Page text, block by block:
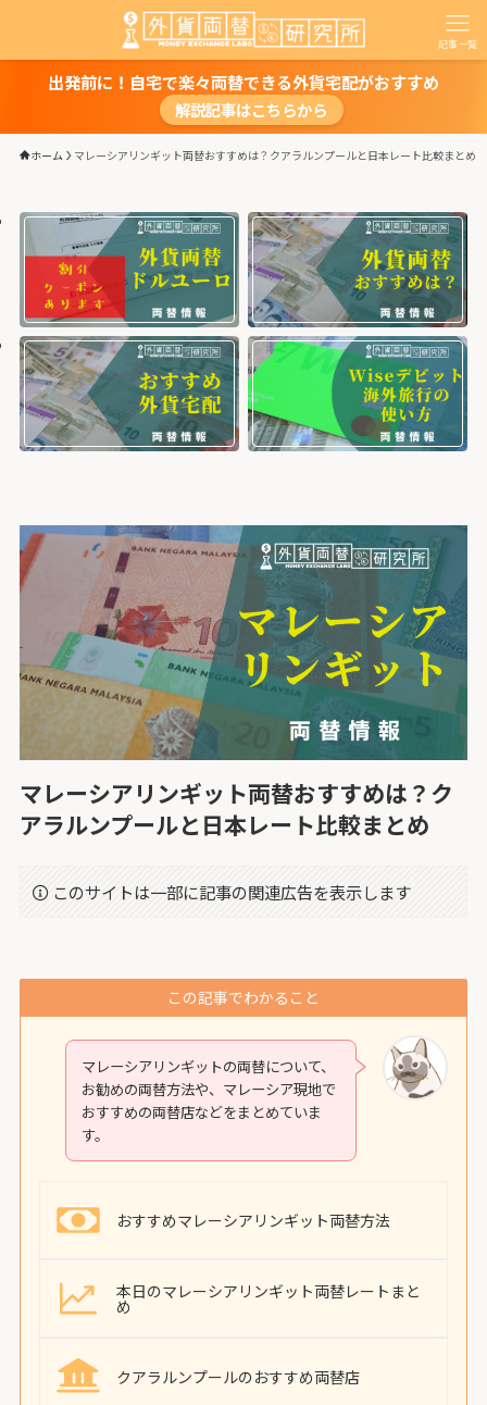
記事一覧
出発前に！自宅で楽々両替できる外貨宅配がおすすめ
解説記事はこちらから
ホーム マレーシアリンギット両替おすすめは？クアラルンプールと日本レート比較まとめ
マレーシアリンギット両替おすすめは？ク
アラルンプールと日本レート比較まとめ
このサイトは一部に記事の関連広告を表示します
この記事でわかること
マレーシアリンギットの両替について、
お勧めの両替方法や、マレーシア現地で
おすすめの両替店などをまとめていま
す。
おすすめマレーシアリンギット両替方法
本日のマレーシアリンギット両替レートまと
め
クアラルンプールのおすすめ両替店